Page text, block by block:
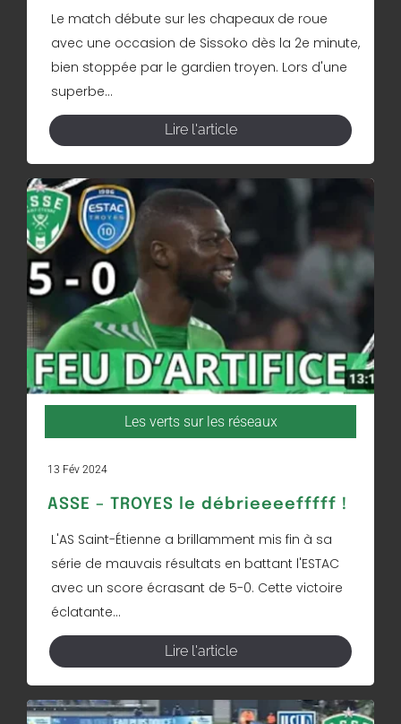
Le match débute sur les chapeaux de roue
avec une occasion de Sissoko dès la 2e minute,
bien stoppée par le gardien troyen. Lors d'une
superbe...
Lire l'article
Les verts sur les réseaux
13 Fév 2024
ASSE – TROYES le débrieeeefffff !
L'AS Saint-Étienne a brillamment mis fin à sa
série de mauvais résultats en battant l'ESTAC
avec un score écrasant de 5-0. Cette victoire
éclatante...
Lire l'article